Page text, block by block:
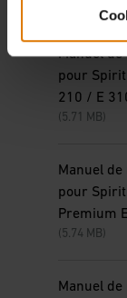
Manuel de
pour Spirit
210 / E
(5.71 MB)
Manuel de
pour
Premium
(5.74 MB)
Manuel de